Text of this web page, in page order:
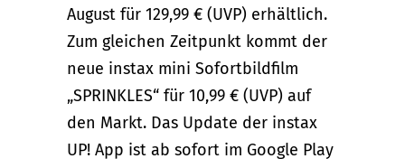
August für 129,99 € (UVP) erhältlich.
Zum gleichen Zeitpunkt kommt der
neue instax mini Sofortbildfilm
„SPRINKLES“ für 10,99 € (UVP) auf
den Markt. Das Update der instax
UP! App ist ab sofort im Google Play